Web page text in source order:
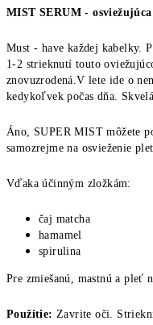
MIST SERUM -
Must - have každej kabelky.
1-2 strieknutí touto
znovuzrodená.V lete ide o
kedykoľvek počas dňa.
Áno, SUPER MIST môžete
samozrejme na osvieženie
Vďaka účinným zložkám:
čaj matcha
hamamel
spirulina
Pre zmiešanú, mastnú a pleť
Použitie: Zavrite oči.